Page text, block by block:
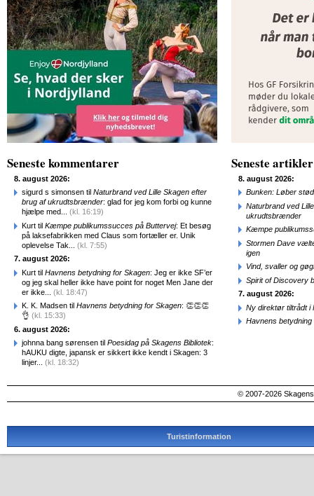
Seneste kommentarer
8. august 2026:
sigurd s simonsen til Naturbrand ved Lille Skagen efter
brug af ukrudtsbrænder: glad for jeg kom forbi og kunne
hjælpe med... (kl. 16:19)
Kurt til Kæmpe publikumssucces på Buttervej: Et besøg
på laksefabrikken med Claus som fortæller er. Unik
oplevelse Tak... (kl. 7:55)
7. august 2026:
Kurt til Havnens betydning for Skagen: Jeg er ikke SF’er
og jeg skal heller ikke have point for noget Men Jane der
er ikke... (kl. 18:47)
K. K. Madsen til Havnens betydning for Skagen: 👏👏👏
👌 (kl. 15:33)
6. august 2026:
johnna bang sørensen til Poesidag på Skagens Bibliotek:
hAUKU digte, japansk er sikkert ikke kendt i Skagen: 3
linjer... (kl. 18:32)
Seneste artikler
8. august 2026:
Bunken: Løber
Naturbrand ved
ukrudtsbrænder
Kæmpe
Stormen Dave
igen
Vind, svaller og
Spirit of Discovery
7. august 2026:
Ny direktør tiltrådt i
Havnens betydning
© 2007-2026
Turistinformation